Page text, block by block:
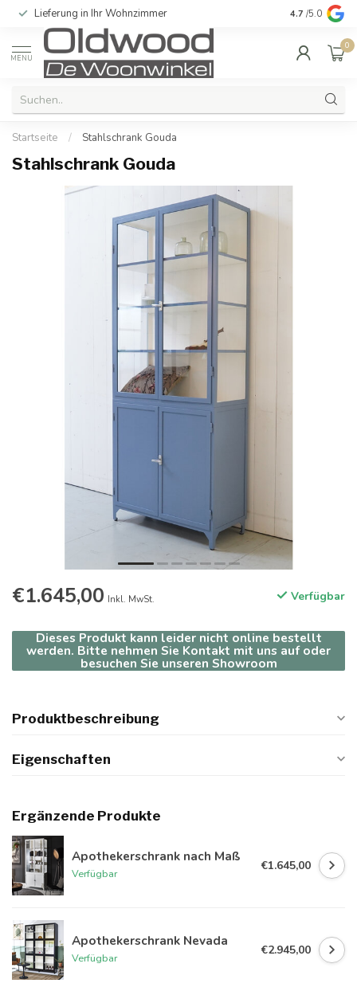
Lieferung in Ihr Wohnzimmer Qualität und
4.7 /5.0
MENU
0
Startseite / Stahlschrank Gouda
Stahlschrank Gouda
€1.645,00 Inkl. MwSt. Verfügbar
Dieses Produkt kann leider nicht online bestellt
werden. Bitte nehmen Sie Kontakt mit uns auf oder
besuchen Sie unseren Showroom
Produktbeschreibung
Eigenschaften
Ergänzende Produkte
Apothekerschrank nach Maß
Verfügbar
€1.645,00
Apothekerschrank Nevada
Verfügbar
€2.945,00